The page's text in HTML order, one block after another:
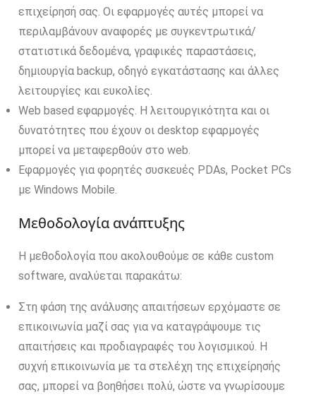
επιχείρησή σας. Οι εφαρμογές αυτές μπορεί να
περιλαμβάνουν αναφορές με συγκεντρωτικά/
στατιστικά δεδομένα, γραφικές παραστάσεις,
δημιουργία backup, οδηγό εγκατάστασης και άλλες
λειτουργίες και ευκολίες.
Web based εφαρμογές. Η λειτουργικότητα και οι
δυνατότητες που έχουν οι desktop εφαρμογές
μπορεί να μεταφερθούν στο web.
Εφαρμογές για φορητές συσκευές PDAs, Pocket PCs
με Windows Mobile.
Μεθοδολογία ανάπτυξης
Η μεθοδολογία που ακολουθούμε σε κάθε custom
software, αναλύεται παρακάτω:
Στη φάση της ανάλυσης απαιτήσεων ερχόμαστε σε
επικοινωνία μαζί σας για να καταγράψουμε τις
απαιτήσεις και προδιαγραφές του λογισμικού. Η
συχνή επικοινωνία με τα στελέχη της επιχείρησής
σας, μπορεί να βοηθήσει πολύ, ώστε να γνωρίσουμε